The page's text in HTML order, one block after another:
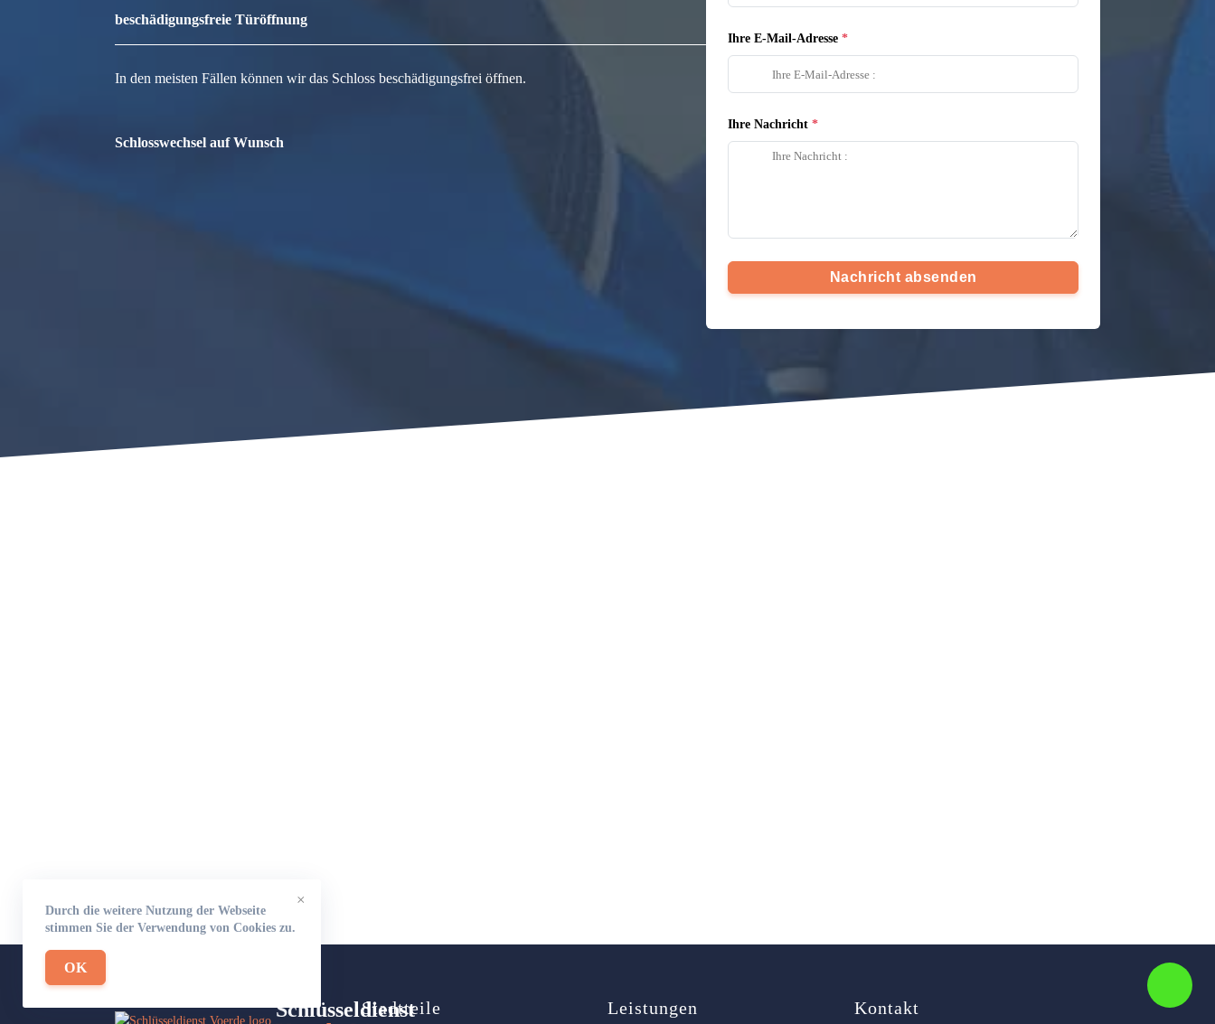
beschädigungsfreie Türöffnung
In den meisten Fällen können wir das Schloss beschädigungsfrei öffnen.
Schlosswechsel auf Wunsch
Ihre E-Mail-Adresse
Ihre Nachricht
Nachricht absenden
×
Durch die weitere Nutzung der Webseite
stimmen Sie der Verwendung von Cookies zu.
OK
Schlüsseldienst
Stadtteile Leistungen Kontakt